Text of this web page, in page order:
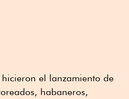
el lanzamiento de
habaneros,